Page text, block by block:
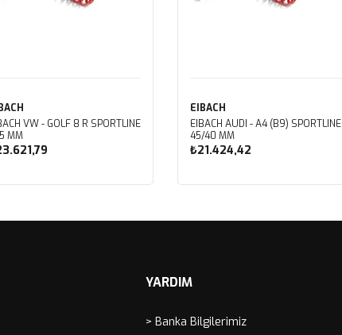
VW - GOLF 8 R SPORTLINE
MM
EIBACH
EIBACH AUDI - A4 (B9) SPORTLINE
45/40 MM
₺21.424,42
YARDIM
> Banka Bilgilerimiz